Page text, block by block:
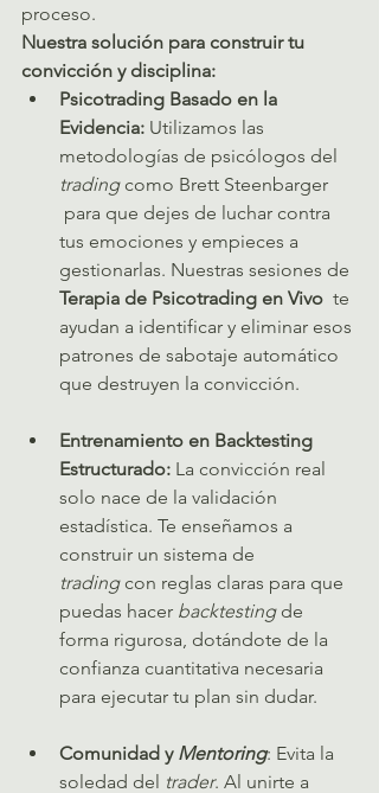
proceso.
Nuestra solución para construir tu
convicción y disciplina:
Psicotrading Basado en la
Evidencia: Utilizamos las
metodologías de psicólogos del
trading como Brett Steenbarger
para que dejes de luchar contra
tus emociones y empieces a
gestionarlas. Nuestras sesiones de
Terapia de Psicotrading en Vivo te
ayudan a identificar y eliminar esos
patrones de sabotaje automático
que destruyen la convicción.
Entrenamiento en Backtesting
Estructurado: La convicción real
solo nace de la validación
estadística. Te enseñamos a
construir un sistema de
trading con reglas claras para que
puedas hacer backtesting de
forma rigurosa, dotándote de la
confianza cuantitativa necesaria
para ejecutar tu plan sin dudar.
Comunidad y Mentoring: Evita la
soledad del trader. Al unirte a